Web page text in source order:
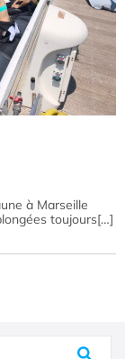
à Marseille
toujours[…]